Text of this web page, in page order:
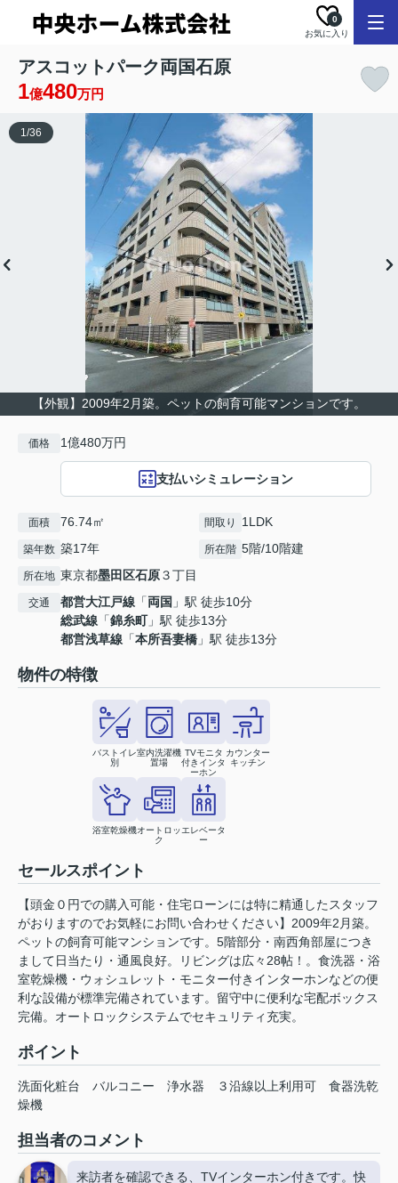
お気に入り
0
アスコットパーク両国石原
1億480万円
【外観】2009年2月築。ペットの飼育可能マンションです。
1/36
価格 1億480万円
支払いシミュレーション
面積 76.74㎡ 間取り 1LDK
築年数 築17年 所在階 5階/10階建
所在地 東京都墨田区石原３丁目
交通 都営大江戸線 「両国 」駅 徒歩10分
総武線 「錦糸町」駅 徒歩13分
都営浅草線 「本所吾妻橋 」駅 徒歩13分
物件の特徴
バストイレ
別
室内洗濯機
置場
TVモニタ
付きインタ
ーホン
カウンター
キッチン
浴室乾燥機オートロッ
ク
エレベータ
ー
セールスポイント
【頭金０円での購入可能・住宅ローンには特に精通したスタッフ
がおりますのでお気軽にお問い合わせください】2009年2月築。
ペットの飼育可能マンションです。5階部分・南西角部屋につき
まして日当たり・通風良好。リビングは広々28帖！。食洗器・浴
室乾燥機・ウォシュレット・モニター付きインターホンなどの便
利な設備が標準完備されています。留守中に便利な宅配ボックス
完備。オートロックシステムでセキュリティ充実。
ポイント
洗面化粧台 バルコニー 浄水器 ３沿線以上利用可
食器洗乾
燥機
担当者のコメント
来訪者を確認できる、TVインターホン付きです。快